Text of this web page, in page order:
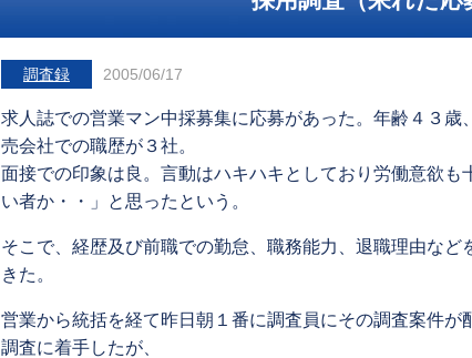
調査録 2005/06/17
求人誌での営業マン中採募集に応募があった。年齢４３歳
売会社での職歴が３社。
面接での印象は良。言動はハキハキとしており労働意欲も
い者か・・」と思ったという。
そこで、経歴及び前職での勤怠、職務能力、退職理由など
きた。
営業から統括を経て昨日朝１番に調査員にその調査案件
調査に着手したが、